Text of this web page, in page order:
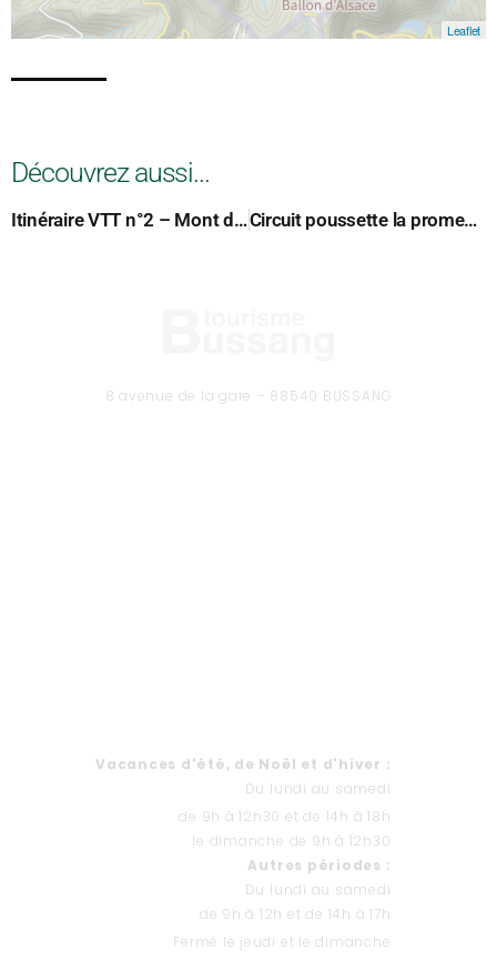
Leaflet
Découvrez aussi...
Itinéraire VTT n°2 – Mont de Fourche – départ: Col du Mont de Fourche Circuit poussette la promenade de Champé
8 avenue de la gare – 88540 BUSSANG
Vacances d'été, de Noël et d'hiver :
Du lundi au samedi
de 9h à 12h30 et de 14h à 18h
le dimanche de 9h à 12h30
Autres périodes :
Du lundi au samedi
de 9h à 12h et de 14h à 17h
Fermé le jeudi et le dimanche